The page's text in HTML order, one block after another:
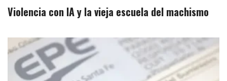
Violencia con IA y la vieja escuela del machismo